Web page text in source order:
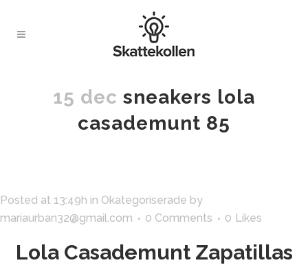
15 dec sneakers lola
casademunt 85
Posted at 13:49h in Okategoriserade by
mariaurban32@gmail.com
0 Comments 0 Likes
Lola Casademunt Zapatillas